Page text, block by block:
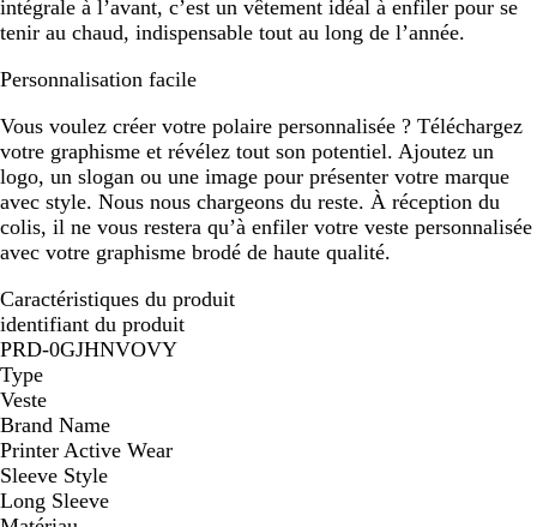
intégrale à l’avant, c’est un vêtement idéal à enfiler pour se
tenir au chaud, indispensable tout au long de l’année.
Personnalisation facile
Vous voulez créer votre polaire personnalisée ? Téléchargez
votre graphisme et révélez tout son potentiel. Ajoutez un
logo, un slogan ou une image pour présenter votre marque
avec style. Nous nous chargeons du reste. À réception du
colis, il ne vous restera qu’à enfiler votre veste personnalisée
avec votre graphisme brodé de haute qualité.
Caractéristiques du produit
identifiant du produit
PRD-0GJHNVOVY
Type
Veste
Brand Name
Printer Active Wear
Sleeve Style
Long Sleeve